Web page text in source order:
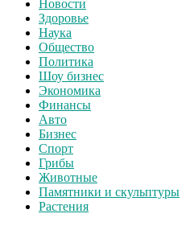
Новости
Здоровье
Наука
Общество
Политика
Шоу бизнес
Экономика
Финансы
Авто
Бизнес
Спорт
Грибы
Животные
Памятники и скульптуры
Растения